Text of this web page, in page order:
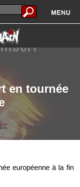
en tournée
européenne à la fin